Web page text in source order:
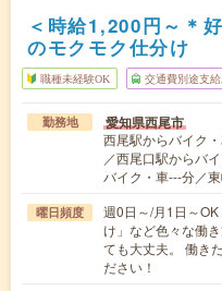
＜時給1,200円～＊
のモクモク仕分け
職種未経験OK 交通費別途支給
勤務地 愛知県西尾市
西尾駅からバイク
／西尾口駅からバ
バイク・車---分／
曜日頻度
週0日～/月1日～
け」など色々な働
ても大丈夫。 働き
ださい！